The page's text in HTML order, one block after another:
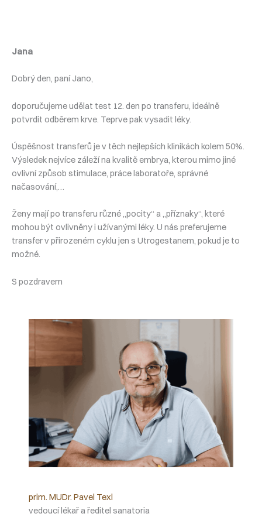
Jana
Dobrý den, paní Jano,
doporučujeme udělat test 12. den po transferu, ideálně
potvrdit odběrem krve. Teprve pak vysadit léky.
Úspěšnost transferů je v těch nejlepších klinikách kolem 50%.
Výsledek nejvíce záleží na kvalitě embrya, kterou mimo jiné
ovlivní způsob stimulace, práce laboratoře, správné
načasování,…
Ženy mají po transferu různé „pocity“ a „příznaky“, které
mohou být ovlivněny i užívanými léky. U nás preferujeme
transfer v přirozeném cyklu jen s Utrogestanem, pokud je to
možné.
S pozdravem
prim. MUDr. Pavel Texl
vedoucí lékař a ředitel sanatoria